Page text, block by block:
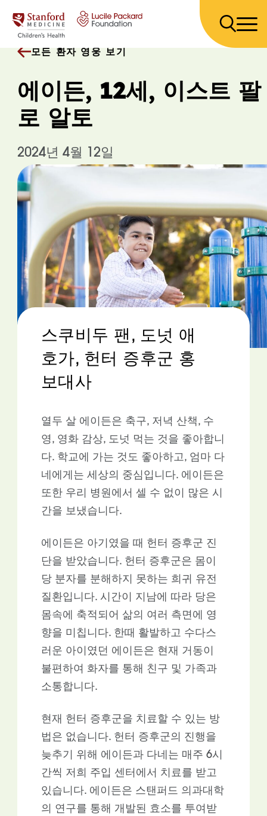
모든 환자 영웅 보기
에이든, 12세, 이스트 팔
로 알토
2024년 4월 12일
스쿠비두 팬, 도넛 애
호가, 헌터 증후군 홍
보대사
열두 살 에이든은 축구, 저녁 산책, 수
영, 영화 감상, 도넛 먹는 것을 좋아합니
다. 학교에 가는 것도 좋아하고, 엄마 다
네에게는 세상의 중심입니다. 에이든은
또한 우리 병원에서 셀 수 없이 많은 시
간을 보냈습니다.
에이든은 아기였을 때 헌터 증후군 진
단을 받았습니다. 헌터 증후군은 몸이
당 분자를 분해하지 못하는 희귀 유전
질환입니다. 시간이 지남에 따라 당은
몸속에 축적되어 삶의 여러 측면에 영
향을 미칩니다. 한때 활발하고 수다스
러운 아이였던 에이든은 현재 거동이
불편하여 화자를 통해 친구 및 가족과
소통합니다.
현재 헌터 증후군을 치료할 수 있는 방
법은 없습니다. 헌터 증후군의 진행을
늦추기 위해 에이든과 다네는 매주 6시
간씩 저희 주입 센터에서 치료를 받고
있습니다. 에이든은 스탠퍼드 의과대학
의 연구를 통해 개발된 효소를 투여받